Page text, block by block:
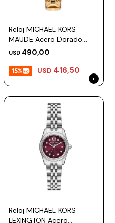
Reloj MICHAEL KORS
MAUDE Acero Dorado
Esfera 22mm
USD 490,00
USD 416,50
Reloj MICHAEL KORS
LEXINGTON Acero